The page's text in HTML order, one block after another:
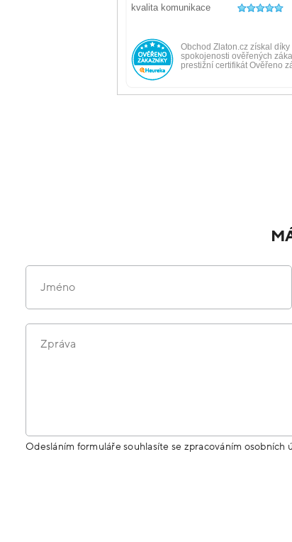
Jméno
Zpráva
Odesláním formuláře souhlasíte se zpracováním osobních